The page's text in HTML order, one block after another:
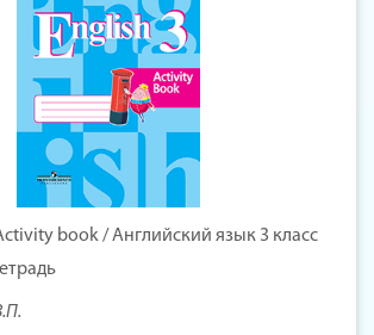
book / Английский язык 3 класс